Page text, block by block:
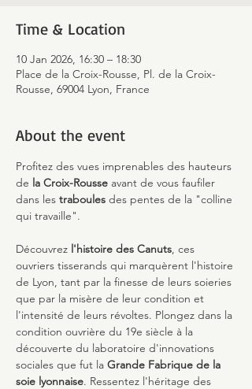
Time & Location
10 Jan 2026, 16:30 – 18:30
Place de la Croix-Rousse, Pl. de la Croix-
Rousse, 69004 Lyon, France
About the event
Profitez des vues imprenables des hauteurs
de la Croix-Rousse avant de vous faufiler
dans les traboules des pentes de la "colline
qui travaille".
Découvrez l'histoire des Canuts, ces
ouvriers tisserands qui marquèrent l'histoire
de Lyon, tant par la finesse de leurs soieries
que par la misère de leur condition et
l'intensité de leurs révoltes. Plongez dans la
condition ouvrière du 19e siècle à la
découverte du laboratoire d'innovations
sociales que fut la Grande Fabrique de la
soie lyonnaise. Ressentez l'héritage des